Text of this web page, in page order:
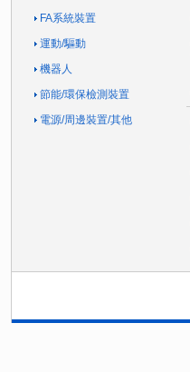
FA系統裝置
運動/驅動
機器人
節能/環保檢測裝置
電源/周邊裝置/其他